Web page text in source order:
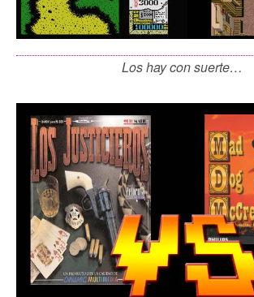
Los hay con suerte…